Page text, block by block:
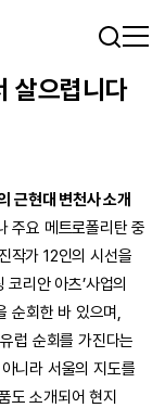
살으렵니다
근현대 변천사 소개
주요 메트로폴리탄 중
작가 12인의 시선을
리안 아츠’사업의
순회한 바 있으며,
럽 순회를 가진다는
니라 서울의 지도를
도 소개되어 현지